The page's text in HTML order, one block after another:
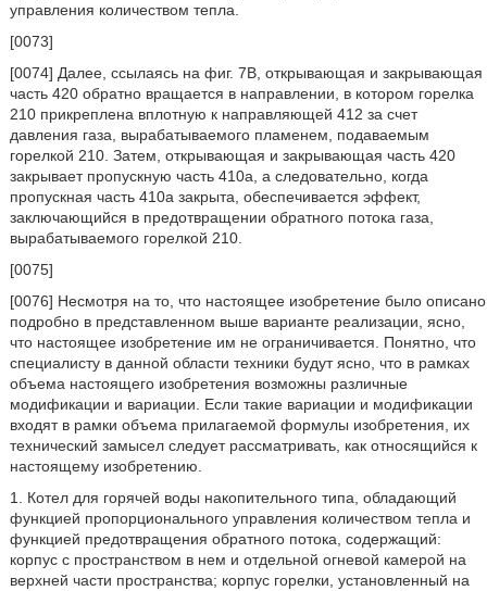
управления количеством тепла.
[0073]
[0074] Далее, ссылаясь на фиг. 7B, открывающая и закрывающая
часть 420 обратно вращается в направлении, в котором горелка
210 прикреплена вплотную к направляющей 412 за счет
давления газа, вырабатываемого пламенем, подаваемым
горелкой 210. Затем, открывающая и закрывающая часть 420
закрывает пропускную часть 410a, а следовательно, когда
пропускная часть 410a закрыта, обеспечивается эффект,
заключающийся в предотвращении обратного потока газа,
вырабатываемого горелкой 210.
[0075]
[0076] Несмотря на то, что настоящее изобретение было описано
подробно в представленном выше варианте реализации, ясно,
что настоящее изобретение им не ограничивается. Понятно, что
специалисту в данной области техники будут ясно, что в рамках
объема настоящего изобретения возможны различные
модификации и вариации. Если такие вариации и модификации
входят в рамки объема прилагаемой формулы изобретения, их
технический замысел следует рассматривать, как относящийся к
настоящему изобретению.
1. Котел для горячей воды накопительного типа, обладающий
функцией пропорционального управления количеством тепла и
функцией предотвращения обратного потока, содержащий:
корпус с пространством в нем и отдельной огневой камерой на
верхней части пространства; корпус горелки, установленный на